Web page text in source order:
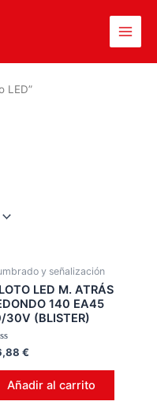
LED”
y señalización
LED M. ATRÁS
140 EA45
30V (BLISTER)
€
Añadir al carrito